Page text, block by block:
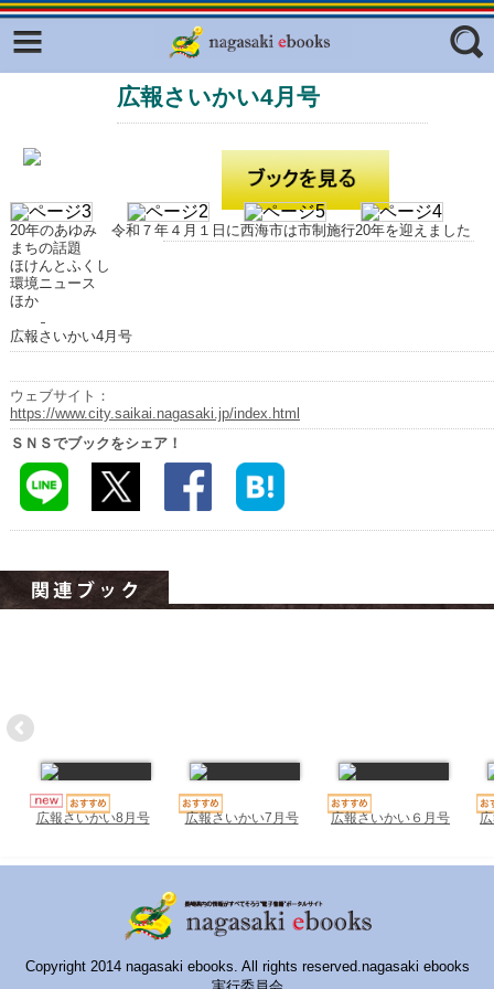
フリーワード
ジャンル
広報さいかい4月号
20年のあゆみ 令和７年４月１日に西海市は市制施行20年を迎えました
まちの話題
ほけんとふくし
環境ニュース
ほか
広報さいかい4月号
ウェブサイト：
https://www.city.saikai.nagasaki.jp/index.html
ＳＮＳでブックをシェア！
広報さいかい8月号 広報さいかい7月号 広報さいかい６月号
Copyright 2014 nagasaki ebooks. All rights reserved.nagasaki ebooks
Facebook
ふくいろキラリプロジェクト
ラリー（TOKYO Brochures）
はじめてご利用される方へ
コンテンツ
明治日本の産業革命遺産
長崎と天草地方の潜伏キリシタン
関連遺産
大学・専門学校ナビ
ハイスクールナビ
いきebooks
みなみしまばらebooks
はさみebooks
ながさき市ebooks
さいかいイーブックス